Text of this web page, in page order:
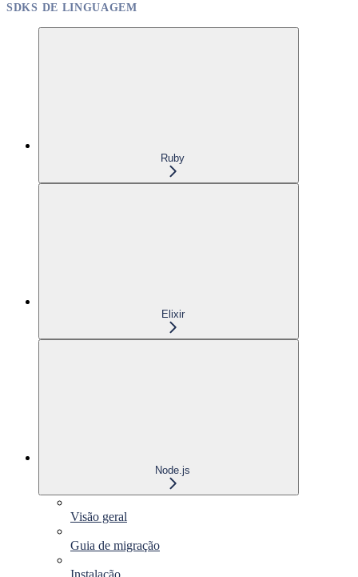
SDKS DE LINGUAGEM
Ruby
Elixir
Node.js
Visão geral
Guia de migração
Instalação